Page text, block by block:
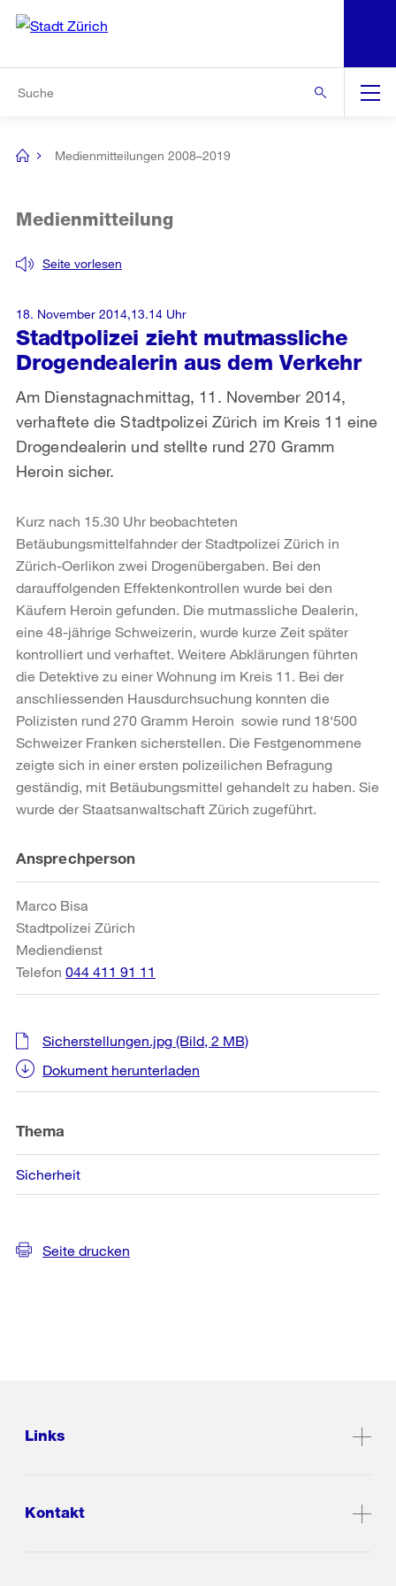
Navigation
[no
Medienmitteilungen 2008–2019
Stadtpolizei zieht mutmassliche
Drogendealerin aus dem Verkehr
Seite vorlesen
Medienmitteilung
Am Dienstagnachmittag, 11. November 2014,
verhaftete die Stadtpolizei Zürich im Kreis 11 eine
Drogendealerin und stellte rund 270 Gramm
Heroin sicher.
18. November 2014,13.14 Uhr
Kurz nach 15.30 Uhr beobachteten
Betäubungsmittelfahnder der Stadtpolizei Zürich in
Zürich-Oerlikon zwei Drogenübergaben. Bei den
darauffolgenden Effektenkontrollen wurde bei den
Käufern Heroin gefunden. Die mutmassliche Dealerin,
eine 48-jährige Schweizerin, wurde kurze Zeit später
kontrolliert und verhaftet. Weitere Abklärungen führten
die Detektive zu einer Wohnung im Kreis 11. Bei der
anschliessenden Hausdurchsuchung konnten die
Polizisten rund 270 Gramm Heroin sowie rund 18‘500
Schweizer Franken sicherstellen. Die Festgenommene
zeigte sich in einer ersten polizeilichen Befragung
geständig, mit Betäubungsmittel gehandelt zu haben. Sie
wurde der Staatsanwaltschaft Zürich zugeführt.
Weitere
Informationen
Ansprechperson
Marco Bisa
Stadtpolizei Zürich
Mediendienst
Telefon 044 411 91 11
Sicherstellungen.jpg (Bild, 2 MB)
Dokument herunterladen
Thema
Sicherheit
Seite drucken
Links
Kontakt